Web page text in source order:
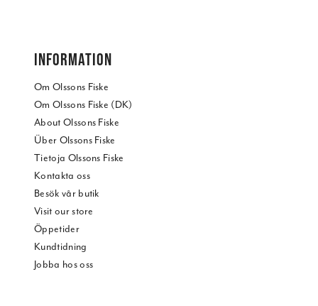
INFORMATION
Om Olssons Fiske
Om Olssons Fiske (DK)
About Olssons Fiske
Über Olssons Fiske
Tietoja Olssons Fiske
Kontakta oss
Besök vår butik
Visit our store
Öppetider
Kundtidning
Jobba hos oss